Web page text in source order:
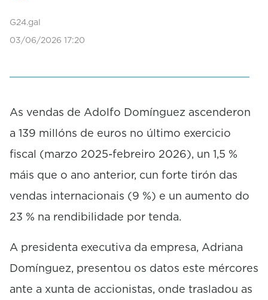
G24.gal
03/06/2026 17:20
As vendas de Adolfo Domínguez ascenderon
a 139 millóns de euros no último exercicio
fiscal (marzo 2025-febreiro 2026), un 1,5 %
máis que o ano anterior, cun forte tirón das
vendas internacionais (9 %) e un aumento do
23 % na rendibilidade por tenda.
A presidenta executiva da empresa, Adriana
Domínguez, presentou os datos este mércores
ante a xunta de accionistas, onde trasladou as